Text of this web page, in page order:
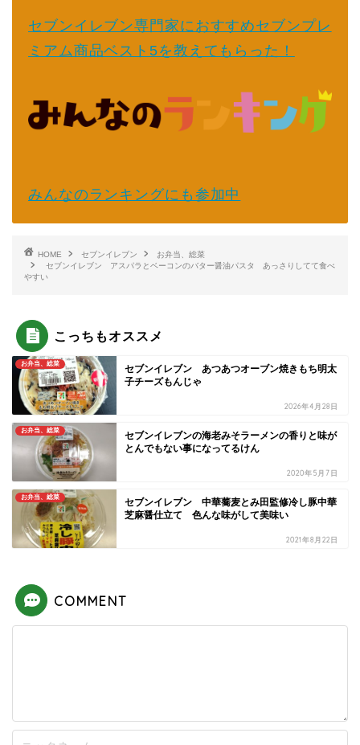
セブンイレブン専門家におすすめセブンプレ
ミアム商品ベスト5を教えてもらった！
みんなのランキングにも参加中
HOME セブンイレブン
お弁当、総菜
セブンイレブン アスパラとベーコンのバター醤油パスタ あっさりしてて食べ
やすい
こっちもオススメ
お弁当、総菜
セブンイレブン あつあつオーブン焼きもち明太
子チーズもんじゃ
2026年4月28日
お弁当、総菜
セブンイレブンの海老みそラーメンの香りと味が
とんでもない事になってるけん
2020年5月7日
お弁当、総菜
セブンイレブン 中華蕎麦とみ田監修冷し豚中華
芝麻醤仕立て 色んな味がして美味い
2021年8月22日
COMMENT